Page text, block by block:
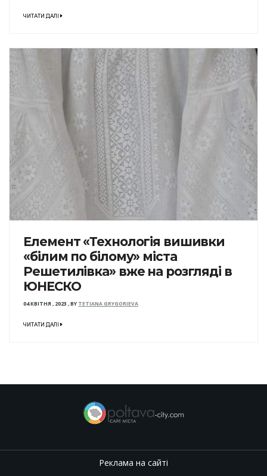
ЧИТАТИ ДАЛІ
Елемент «Технологія вишивки
«білим по білому» міста
Решетилівка» вже на розгляді в
ЮНЕСКО
04 КВІТНЯ , 2023 ,BY TETIANA GRYGORIEVA
ЧИТАТИ ДАЛІ
Реклама на сайті